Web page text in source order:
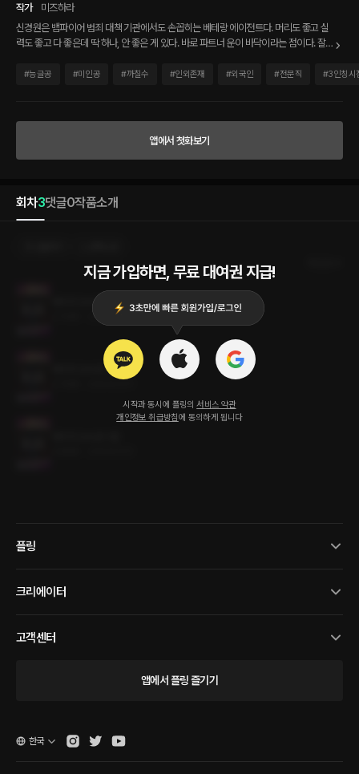
작가
미즈하라
신경원은 뱀파이어 범죄 대책 기관에서도 손꼽히는 베테랑 에이전트다. 머리도 좋고 실
력도 좋고 다 좋은데 딱 하나, 안 좋은 게 있다. 바로 파트너 운이 바닥이라는 점이다. 잘
‘혼자서도 잘해요!’를 외쳤건만!! 망할 치프는 콧방귀를 뀌고는 직접 새 파트너를 골라보
줄행랑을 쳤는데, 하필이면 대차게 때려눕힌 훈련생이 새로운 파트너가 되어 눈앞에 떡
나타났다. 훈련소에서 수석을 차지한 놈이지만 마음에 들지 않았다. 머리끝부터 발끝까
렇게 시종일관 방글방글 웃으며 강아지처럼 자신의 뒤를 졸졸 따라다니는 걸까? 대체 뭐
가 좋아서? 우아한 밤의 신사 뱀파이어가 아닌, 좀비형 괴물인 뱀파이어를 무식하게 척
#능글공 #미인공 #까칠수 #인외존재 #외국인 #전문직 #3인칭시
앱에서 첫화보기
회차3댓글0작품소개
지금 가입하면, 무료 대여권 지급!
시작과 동시에 플링의 서비스 약관
개인정보 취급방침에 동의하게 됩니다
데이즈 D:AZE 3권 (완결)
2024.03.11
데이즈 D:AZE 2권
플링
크리에이터
고객센터
앱에서 플링 즐기기
한국